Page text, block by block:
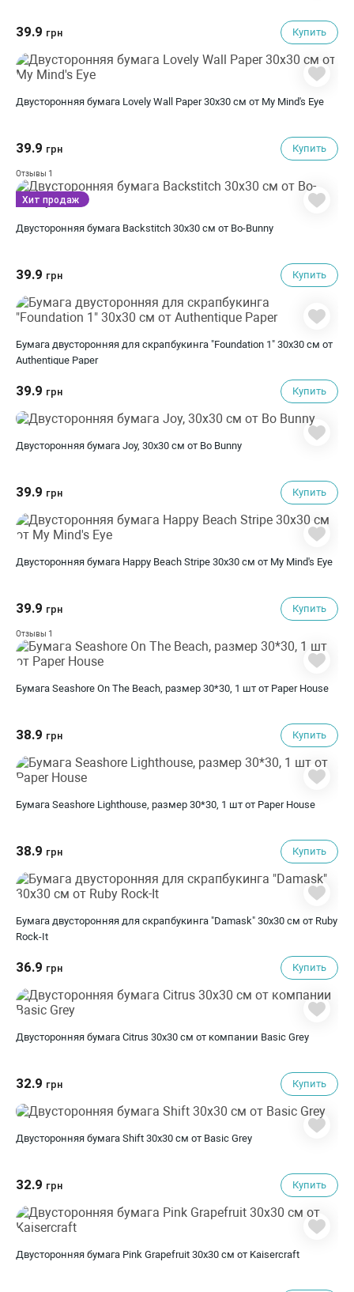
39.9 грн Купить
Двусторонняя бумага Lovely Wall Paper 30х30 см от My Mind's Eye
39.9 грн Купить
Отзывы 1
Двусторонняя бумага Backstitch 30х30 см от Bo-Bunny
39.9 грн Купить
Хит продаж
Бумага двусторонняя для скрапбукинга "Foundation 1" 30х30 см от
Authentique Paper
39.9 грн Купить
Двусторонняя бумага Joy, 30х30 см от Bo Bunny
39.9 грн Купить
Двусторонняя бумага Happy Beach Stripe 30х30 см от My Mind's Eye
39.9 грн Купить
Отзывы 1
Бумага Seashore On The Beach, размер 30*30, 1 шт от Paper House
38.9 грн Купить
Бумага Seashore Lighthouse, размер 30*30, 1 шт от Paper House
38.9 грн Купить
Бумага двусторонняя для скрапбукинга "Damask" 30х30 см от Ruby
Rock-It
36.9 грн Купить
Двусторонняя бумага Citrus 30х30 см от компании Basic Grey
32.9 грн Купить
Двусторонняя бумага Shift 30х30 см от Basic Grey
32.9 грн Купить
Двусторонняя бумага Pink Grapefruit 30х30 см от Kaisercraft